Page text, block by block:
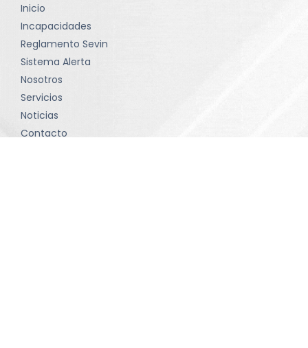
Inicio
Incapacidades
Reglamento Sevin
Sistema Alerta
Nosotros
Servicios
Noticias
Contacto